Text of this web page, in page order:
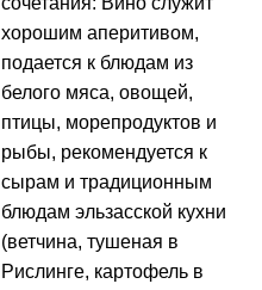
хорошим аперитивом,
подается к блюдам из
белого мяса, овощей,
птицы, морепродуктов и
рыбы, рекомендуется к
сырам и традиционным
блюдам эльзасской кухни
(ветчина, тушеная в
Рислинге, картофель в